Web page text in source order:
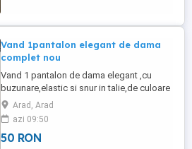
Vand 1pantalon elegant de dama
complet nou
Vand 1 pantalon de dama elegant ,cu
buzunare,elastic si snur in talie,de culoare
gri deschis, marimea XXL (90 cm talie,120
cm sold) ,din matase sintetica ,complet
nou. Nu se sifoneaza ,nu se calca.
Arad, Arad
azi 09:50
50 RON